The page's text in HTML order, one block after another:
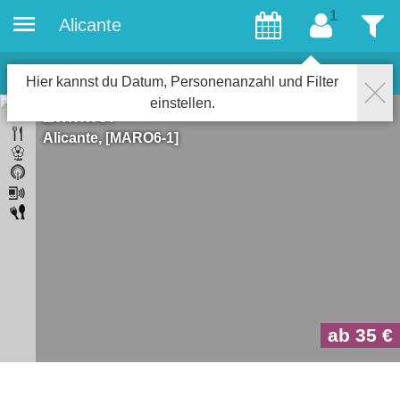
Alicante
Gäste
Filter
Hier kannst du Datum, Personenanzahl und Filter
einstellen.
Schließen
Objekte
Alicante MARO6-1
ab 35